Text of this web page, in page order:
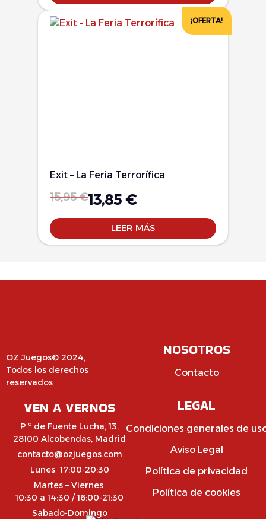
¡OFERTA!
Exit – La Feria Terrorífica
15,95€13,85 €
LEER MÁS
OZ Juegos© 2024,
Todos los derechos
reservados
VEN A VERNOS
P.º de Fuente Lucha, 13,
28100 Alcobendas, Madrid
contacto@ozjuegos.com
Lunes 17:00-20:30
Martes – Viernes
10:30 a 14:30 / 16:00-21:30
Sabado-Domingo
NOSOTROS
Contacto
LEGAL
Condiciones generales de
Aviso Legal
Política de privacidad
Política de cookies